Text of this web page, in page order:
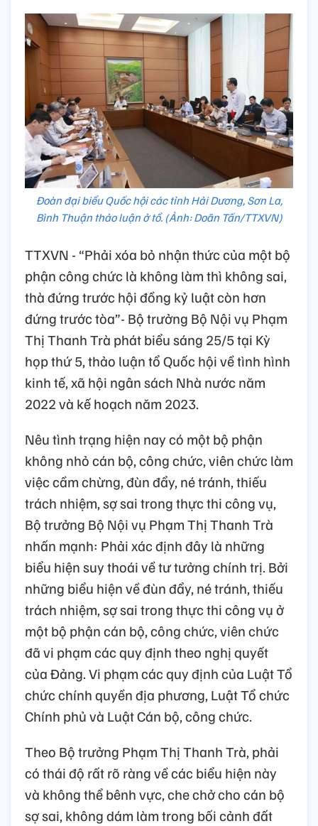
Đoàn đại biểu Quốc hội các tỉnh Hải Dương, Sơn La,
Bình Thuận thảo luận ở tổ. (Ảnh: Doãn Tấn/TTXVN)
TTXVN - “Phải xóa bỏ nhận thức của một bộ
phận công chức là không làm thì không sai,
thà đứng trước hội đồng kỷ luật còn hơn
đứng trước tòa”- Bộ trưởng Bộ Nội vụ Phạm
Thị Thanh Trà phát biểu sáng 25/5 tại Kỳ
họp thứ 5, thảo luận tổ Quốc hội về tình hình
kinh tế, xã hội ngân sách Nhà nước năm
2022 và kế hoạch năm 2023.
Nêu tình trạng hiện nay có một bộ phận
không nhỏ cán bộ, công chức, viên chức làm
việc cầm chừng, đùn đẩy, né tránh, thiếu
trách nhiệm, sợ sai trong thực thi công vụ,
Bộ trưởng Bộ Nội vụ Phạm Thị Thanh Trà
nhấn mạnh: Phải xác định đây là những
biểu hiện suy thoái về tư tưởng chính trị. Bởi
những biểu hiện về đùn đẩy, né tránh, thiếu
trách nhiệm, sợ sai trong thực thi công vụ ở
một bộ phận cán bộ, công chức, viên chức
đã vi phạm các quy định theo nghị quyết
của Đảng. Vi phạm các quy định của Luật Tổ
chức chính quyền địa phương, Luật Tổ chức
Chính phủ và Luật Cán bộ, công chức.
Theo Bộ trưởng Phạm Thị Thanh Trà, phải
có thái độ rất rõ ràng về các biểu hiện này
và không thể bênh vực, che chở cho cán bộ
sợ sai, không dám làm trong bối cảnh đất